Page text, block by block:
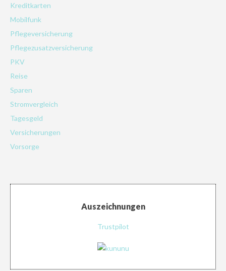
Kreditkarten
Mobilfunk
Pflegeversicherung
Pflegezusatzversicherung
PKV
Reise
Sparen
Stromvergleich
Tagesgeld
Versicherungen
Vorsorge
Auszeichnungen
Trustpilot